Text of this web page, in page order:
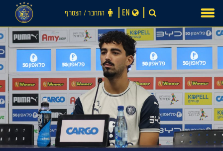
content
התחבר ‪/‬ הצטרף EN